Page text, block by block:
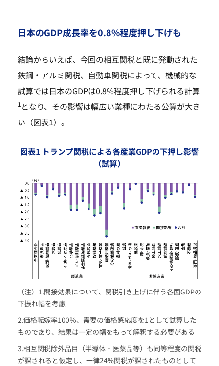
日本のGDP成長率を0.8%程度押し下げも
結論からいえば、今回の相互関税と既に発動された
鉄鋼・アルミ関税、自動車関税によって、機械的な
試算では日本のGDPは0.8%程度押し下げられる計算
1 となり、その影響は幅広い業種にわたる公算が大き
い（図表1）。
図表1 トランプ関税による各産業GDPの下押し影響
（試算）
（注）1.間接効果について、関税引き上げに伴う各国GDPの
下振れ幅を考慮
2.価格転嫁率100％、需要の価格感応度を1として試算した
ものであり、結果は一定の幅をもって解釈する必要がある
3.相互関税除外品目（半導体・医薬品等）も同等程度の関税
が課されると仮定し、一律24%関税が課されたものとして